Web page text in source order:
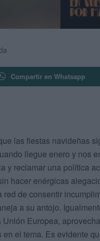
Compartir en Whatsapp
las fiestas navideñas
llegue enero y nos
y reclamar una política
hacer enérgicas
red de consentir
a su antojo.
Unión Europea,
en el tema. Es evidente